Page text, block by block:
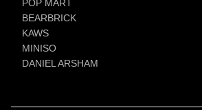
POP MART
BEARBRICK
KAWS
MINISO
DANIEL ARSHAM